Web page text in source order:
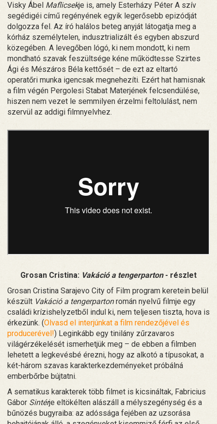
Visky Ábel Maflicsekje is, amely Esterházy Péter A szív
segédigéi című regényének egyik legerősebb epizódját
dolgozza fel. Az író halálos beteg anyját látogatja meg a
kórház személytelen, indusztrializált és egyben abszurd
közegében. A levegőben lógó, ki nem mondott, ki nem
mondható szavak feszültsége kéne működtesse Szirtes
Ági és Mészáros Béla kettősét – de ezt az eltartó
operatőri munka igencsak megnehezíti. Ezért hat hamisnak
a film végén Pergolesi Stabat Materjének felcsendülése,
hiszen nem vezet le semmilyen érzelmi feltolulást, nem
szervül az addigi filmnyelvhez.
Grosan Cristina: Vakáció a tengerparton- részlet
Grosan Cristina Sarajevo City of Film program keretein belül
készült Vakáció a tengerpartonromán nyelvű filmje egy
családi krízishelyzetből indul ki, nem teljesen tiszta, hova is
érkezünk. (Olvasd el interjúnkat a film rendezőjével és
producerével!) Leginkább egy tinilány zűrzavaros
világérzékelését ismerhetjük meg – de ebben a filmben
lehetett a legkevésbé érezni, hogy az alkotó a típusokat, a
két-három szavas karakterkezdeményeket próbálná
emberbőrbe bújtatni.
A sematikus karakterek több filmet is kicsináltak, Fabricius
Gábor Sintérje eltökélten alászáll a mélyszegénység és a
bűnözés bugyraiba: az adóssága fejében az uzsorása